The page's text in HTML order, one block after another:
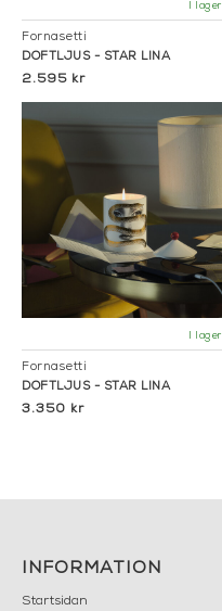
I lager
Fornasetti
DOFTLJUS - STAR LINA
2.595 kr
I lager
Fornasetti
DOFTLJUS - STAR LINA
3.350 kr
INFORMATION
Startsidan